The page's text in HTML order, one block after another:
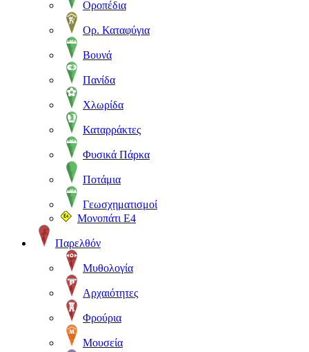
Οροπέδια
Ορ. Καταφύγια
Βουνά
Πανίδα
Χλωρίδα
Καταρράκτες
Φυσικά Πάρκα
Ποτάμια
Γεωσχηματισμοί
Μονοπάτι Ε4
Παρελθόν
Μυθολογία
Αρχαιότητες
Φρούρια
Μουσεία